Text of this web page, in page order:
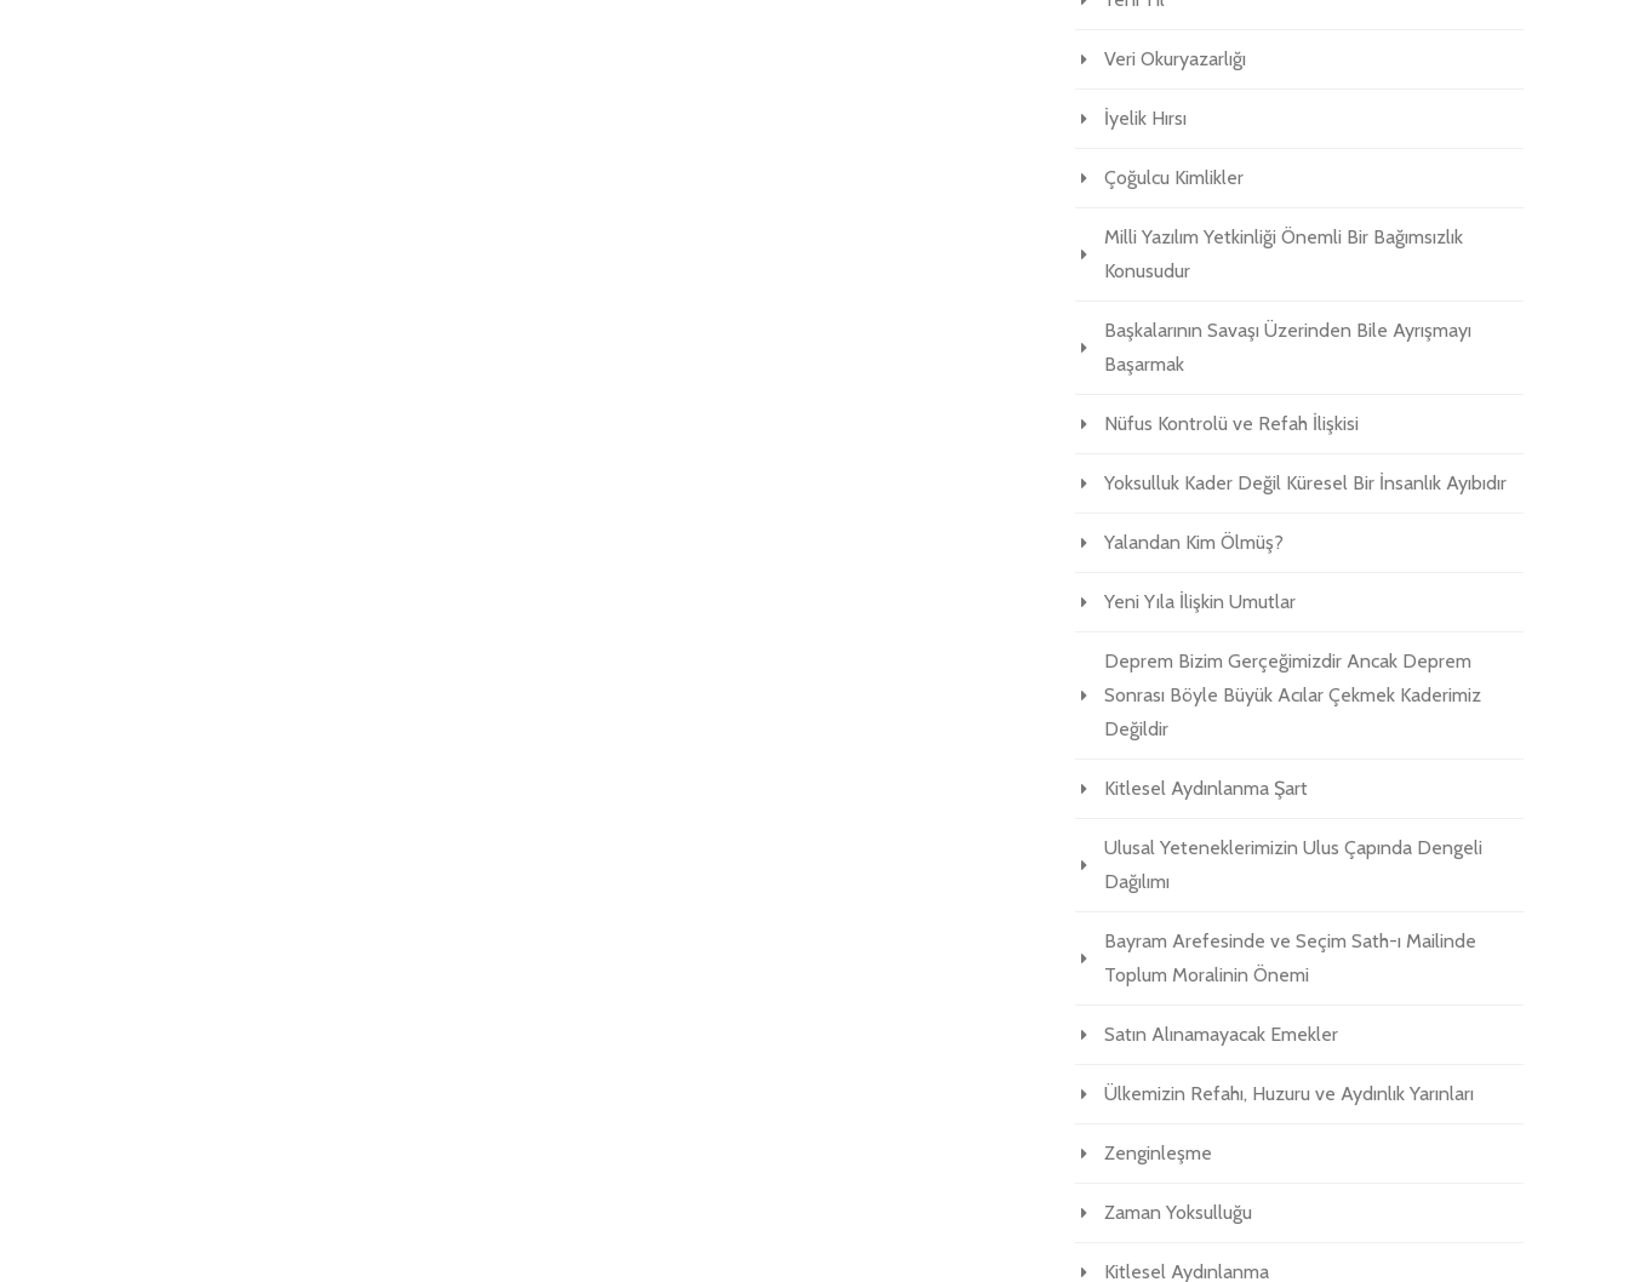
Veri Okuryazarlığı
İyelik Hırsı
Çoğulcu Kimlikler
Milli Yazılım Yetkinliği Önemli Bir Bağımsızlık
Konusudur
Başkalarının Savaşı Üzerinden Bile Ayrışmayı
Başarmak
Nüfus Kontrolü ve Refah İlişkisi
Yoksulluk Kader Değil Küresel Bir İnsanlık Ayıbıdır
Yalandan Kim Ölmüş?
Yeni Yıla İlişkin Umutlar
Deprem Bizim Gerçeğimizdir Ancak Deprem
Sonrası Böyle Büyük Acılar Çekmek Kaderimiz
Değildir
Kitlesel Aydınlanma Şart
Ulusal Yeteneklerimizin Ulus Çapında Dengeli
Dağılımı
Bayram Arefesinde ve Seçim Sath-ı Mailinde
Toplum Moralinin Önemi
Satın Alınamayacak Emekler
Ülkemizin Refahı, Huzuru ve Aydınlık Yarınları
Zenginleşme
Zaman Yoksulluğu
Kitlesel Aydınlanma